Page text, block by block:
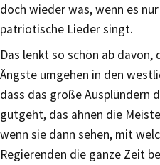
doch wieder was, wenn es
patriotische Lieder singt.
Das lenkt so schön ab
Ängste umgehen in den
dass das große Ausplündern
gutgeht, das ahnen die
wenn sie dann sehen, mit
Regierenden die ganze Zeit